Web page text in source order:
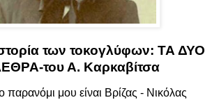
των τοκογλύφων: ΤΑ ΔΥΟ
του Α. Καρκαβίτσα
παρανόμι μου είναι Βρίζας - Νικόλας